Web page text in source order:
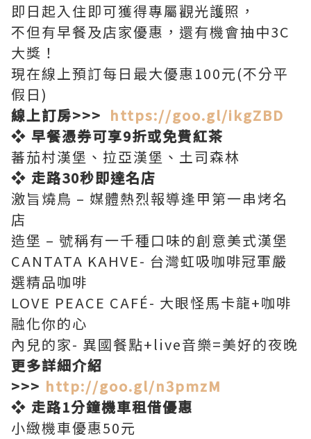
即日起入住即可獲得專屬觀光護照，
不但有早餐及店家優惠，還有機會抽中3C
大獎！
現在線上預訂每日最大優惠100元(不分平
假日)
線上訂房>>> https://goo.gl/ikgZBD
❖ 早餐憑券可享9折或免費紅茶
蕃茄村漢堡、拉亞漢堡、土司森林
❖ 走路30秒即達名店
激旨燒鳥 – 媒體熱烈報導逢甲第一串烤名
店
造堡 – 號稱有一千種口味的創意美式漢堡
CANTATA KAHVE- 台灣虹吸咖啡冠軍嚴
選精品咖啡
LOVE PEACE CAFÉ- 大眼怪馬卡龍+咖啡
融化你的心
內兒的家- 異國餐點+live音樂=美好的夜晚
更多詳細介紹
>>> http://goo.gl/n3pmzM
❖ 走路1分鐘機車租借優惠
小緻機車優惠50元